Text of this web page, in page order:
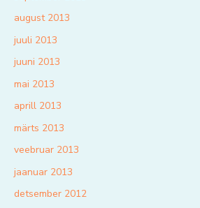
august 2013
juuli 2013
juuni 2013
mai 2013
aprill 2013
märts 2013
veebruar 2013
jaanuar 2013
detsember 2012